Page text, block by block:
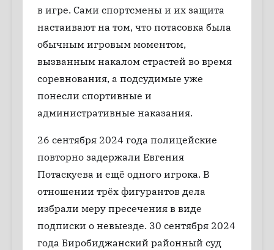
в игре. Сами спортсмены и их защита
настаивают на том, что потасовка была
обычным игровым моментом,
вызванным накалом страстей во время
соревнования, а подсудимые уже
понесли спортивные и
административные наказания.
26 сентября 2024 года полицейские
повторно задержали Евгения
Потаскуева и ещё одного игрока. В
отношении трёх фигурантов дела
избрали меру пресечения в виде
подписки о невыезде. 30 сентября 2024
года Биробиджанский районный суд